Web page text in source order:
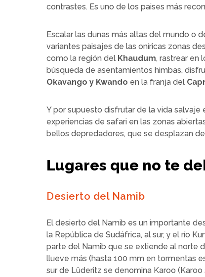
contrastes. Es uno de los paises más
Escalar las dunas más altas del mundo o
variantes paisajes de las oníricas zonas
como la región del Khaudum, rastrear en
búsqueda de asentamientos himbas,
Okavango y Kwando en la franja del
Y por supuesto disfrutar de la vida
experiencias de safari en las zonas
bellos depredadores, que se desplazan
Lugares que no te
Desierto del Namib
El desierto del Namib es un importante
la República de Sudáfrica, al sur, y el río
parte del Namib que se extiende al norte
llueve más (hasta 100 mm en tormentas
sur de Lüderitz se denomina Karoo